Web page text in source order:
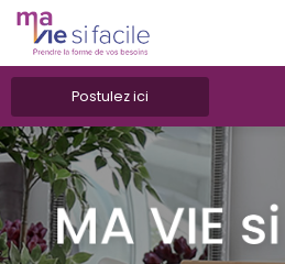
Aller
au
contenu
principal
Postulez ici